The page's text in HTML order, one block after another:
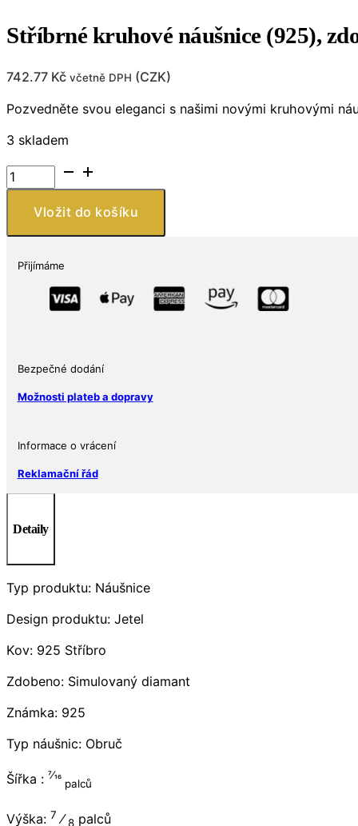
Stříbrné kruhové náušnice (925),
742.77 Kč včetně DPH (CZK)
Pozvedněte svou eleganci s našimi novými kruhovými
3 skladem
Stříbrné
kruhové
náušnice
simulovanými
množství
Vložit do košíku
Přijímáme
Bezpečné dodání
Možnosti plateb a dopravy
Informace o vrácení
Reklamační řád
Detaily
Typ produktu: Náušnice
Design produktu: Jetel
Kov: 925 Stříbro
Zdobeno: Simulovaný diamant
Známka: 925
Typ náušnic: Obruč
Šířka : 7⁄16
palců
Výška: 7⁄8 palců